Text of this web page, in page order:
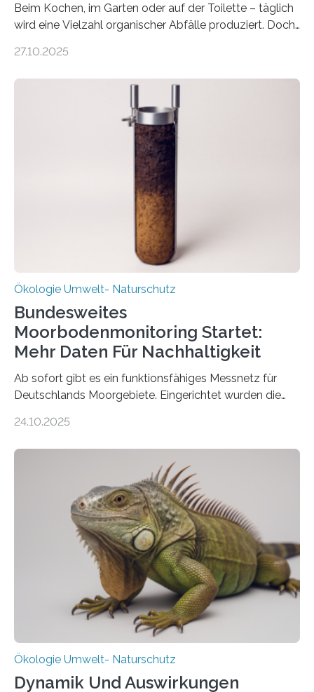
Beim Kochen, im Garten oder auf der Toilette – täglich
wird eine Vielzahl organischer Abfälle produziert. Doch
Potenzial nur dann entfalten können, wenn sie in
Veränderung der Wirtschaft wichtig ist, zeigt der vom
Deutschen Biomasseforschungszentrum und der
Stadtreinigung Leipzig konzipierte und am 24. Oktober
2025 offiziell eingeweihte Stadtrundgang „KreisLauf“. Er
ist ab sofort im Leipziger Stadtgebiet…
27.10.2025
Ökologie Umwelt- Naturschutz
Bundesweites
Moorbodenmonitoring Startet:
Mehr Daten Für Nachhaltigkeit
Ab sofort gibt es ein funktionsfähiges Messnetz für
Deutschlands Moorgebiete. Eingerichtet wurden die
vergangenen fünf Jahren von Wissenschaftlerinnen
heutigen Donnerstag übergeben sie ihren Bericht zur
Aufbauphase an den Auftraggeber, das
Bundesministerium für Landwirtschaft, Ernährung und
Heimat. Braunschweig/Eberswalde (23. Oktober 2025).
Ein Netz aus 155 Messstationen spannt sich neuerdings
über Deutschlands Moorböden. Eingerichtet wurden sie
in den vergangenen fünf Jahren von
Wissenschaftlerinnen und Wissenschaftlern des
Thünen-Instituts für Agrarklimaschutz…
24.10.2025
Ökologie Umwelt- Naturschutz
Dynamik Und Auswirkungen